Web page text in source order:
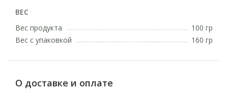
ВЕС
Вес продукта
100 гр
Вес с упаковкой
160 гр
О доставке и оплате